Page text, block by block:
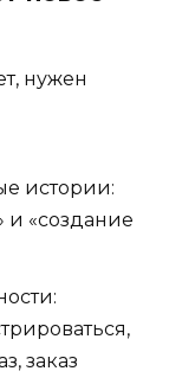
нужен
истории:
и «создание
заказ